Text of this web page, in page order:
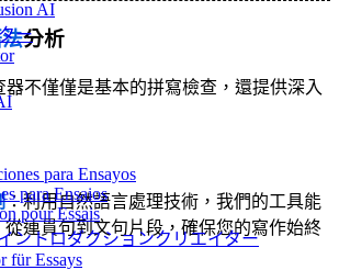
AI
ー
para Ensayos
para Ensaios
pour Essais
ントロダクションクリエイター
für Essays
分析
不僅僅是基本的拼寫檢查，還提供深入
：利用自然語言處理技術，我們的工具能
從連貫句到文句片段，確保您的寫作始終